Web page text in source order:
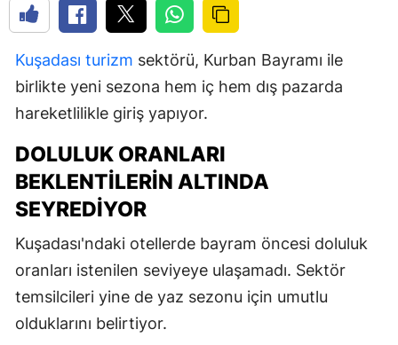
Kuşadası turizm sektörü, Kurban Bayramı ile
birlikte yeni sezona hem iç hem dış pazarda
hareketlilikle giriş yapıyor.
DOLULUK ORANLARI
BEKLENTILERIN ALTINDA
SEYREDIYOR
Kuşadası'ndaki otellerde bayram öncesi doluluk
oranları istenilen seviyeye ulaşamadı. Sektör
temsilcileri yine de yaz sezonu için umutlu
olduklarını belirtiyor.